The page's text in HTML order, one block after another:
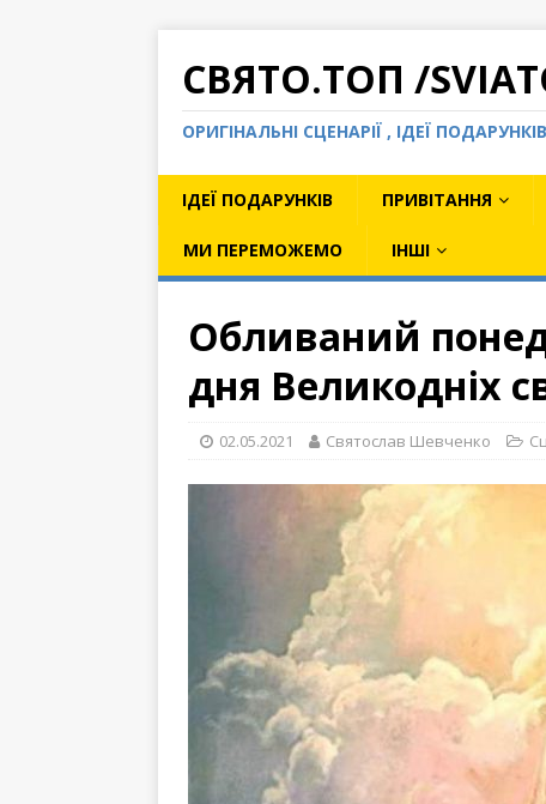
СВЯТО.ТОП /
ОРИГІНАЛЬНІ СЦЕНАРІЇ , ІДЕЇ
ІДЕЇ ПОДАРУНКІВ ПРИВІТАННЯ
МИ ПЕРЕМОЖЕМО ІНШІ
Обливаний
дня Великодніх
02.05.2021 Святослав Шевченко